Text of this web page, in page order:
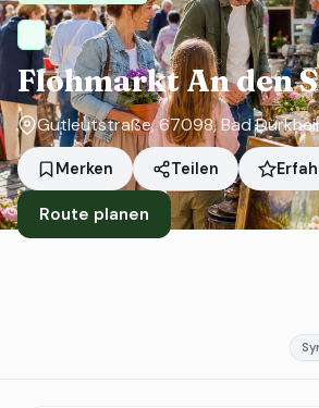
Flohmarkt An den
Gutleutstraße, 67098, Bad
Merken Teilen
Route planen